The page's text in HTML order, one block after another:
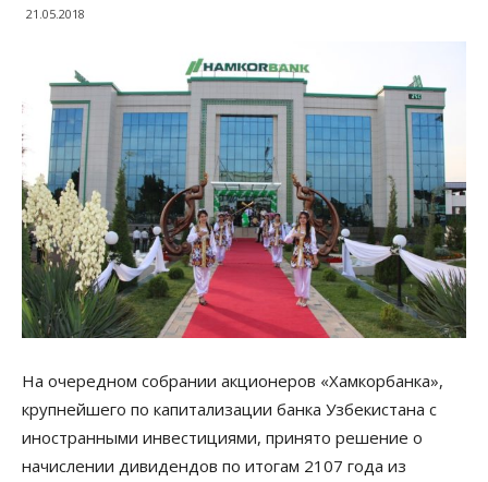
21.05.2018
На очередном собрании акционеров «Хамкорбанка»,
крупнейшего по капитализации банка Узбекистана с
иностранными инвестициями, принято решение о
начислении дивидендов по итогам 2107 года из